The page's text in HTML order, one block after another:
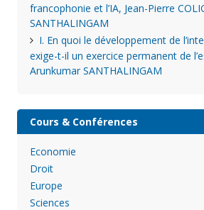
francophonie et l’IA, Jean-Pierre
SANTHALINGAM
I. En quoi le développement de
exige-t-il un exercice permanent de
Arunkumar SANTHALINGAM
Cours & Conférences
Economie
Droit
Europe
Sciences